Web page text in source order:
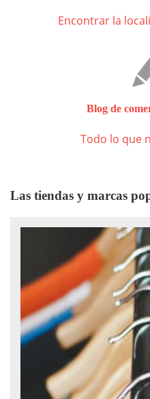
Encontrar la
Blog de
Todo lo que
Las tiendas y marcas